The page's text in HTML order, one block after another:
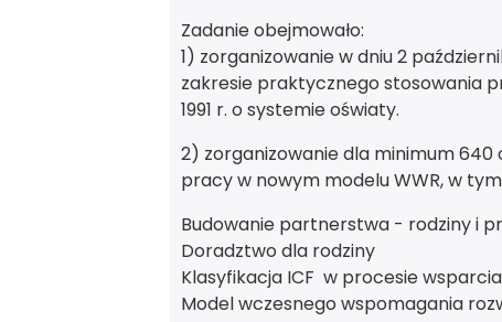
Zadanie obejmowało:
1) zorganizowanie w dniu 2
zakresie praktycznego stosowania
1991 r. o systemie oświaty.
2) zorganizowanie dla minimum 640
pracy w nowym modelu WWR, w
Budowanie partnerstwa - rodziny i
Doradztwo dla rodziny
Klasyfikacja ICF w procesie wsparcia
Model wczesnego wspomagania